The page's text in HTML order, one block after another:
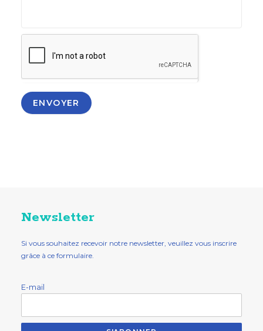
ENVOYER
Newsletter
Si vous souhaitez recevoir notre newsletter, veuillez vous inscrire
grâce à ce formulaire.
E-mail